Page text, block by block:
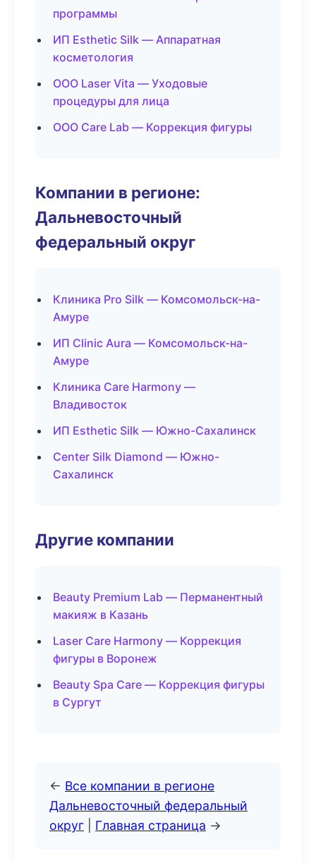
программы
ИП Esthetic Silk — Аппаратная
косметология
ООО Laser Vita — Уходовые
процедуры для лица
ООО Care Lab — Коррекция фигуры
Компании в регионе:
Дальневосточный
федеральный округ
Клиника Pro Silk — Комсомольск-на-
Амуре
ИП Clinic Aura — Комсомольск-на-
Амуре
Клиника Care Harmony —
Владивосток
ИП Esthetic Silk — Южно-Сахалинск
Center Silk Diamond — Южно-
Сахалинск
Другие компании
Beauty Premium Lab — Перманентный
макияж в Казань
Laser Care Harmony — Коррекция
фигуры в Воронеж
Beauty Spa Care — Коррекция фигуры
в Сургут
← Все компании в регионе
Дальневосточный федеральный
округ
Главная страница →